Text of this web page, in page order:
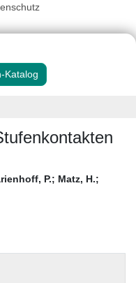
Katalog
P.; Matz, H.;